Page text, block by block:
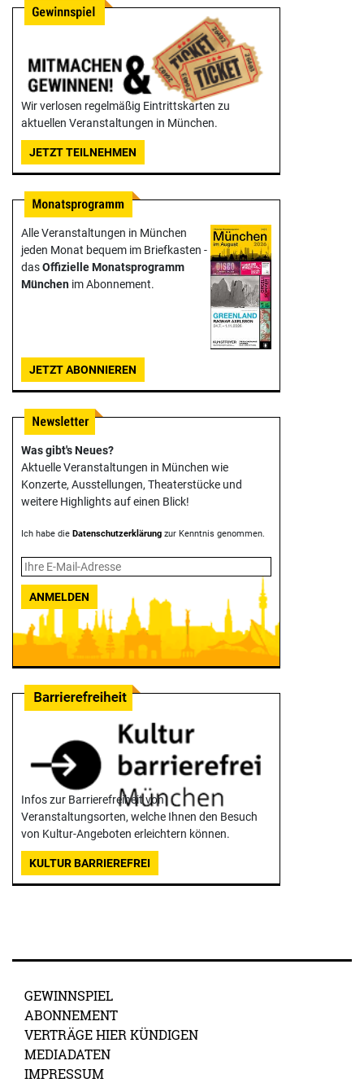
Wir verlosen regelmäßig Eintrittskarten zu
aktuellen Veranstaltungen in München.
JETZT TEILNEHMEN
Alle Veranstaltungen in München
jeden Monat bequem im Briefkasten -
dasOffizielle Monats­programm
München im Abonnement.
JETZT ABONNIEREN
Was gibt's Neues?
Aktuelle Veranstaltungen in München wie
Konzerte, Ausstellungen, Theater­stücke und
weitere Highlights auf einen Blick!
Ich habe die Datenschutzerklärung zur Kenntnis genommen.
ANMELDEN
Infos zur Barrierefreiheit von
Veranstaltungsorten, welche Ihnen den Besuch
von Kultur-Angeboten erleichtern können.
KULTUR BARRIEREFREI
GEWINNSPIEL
ABONNEMENT
VERTRÄGE HIER KÜNDIGEN
MEDIADATEN
IMPRESSUM